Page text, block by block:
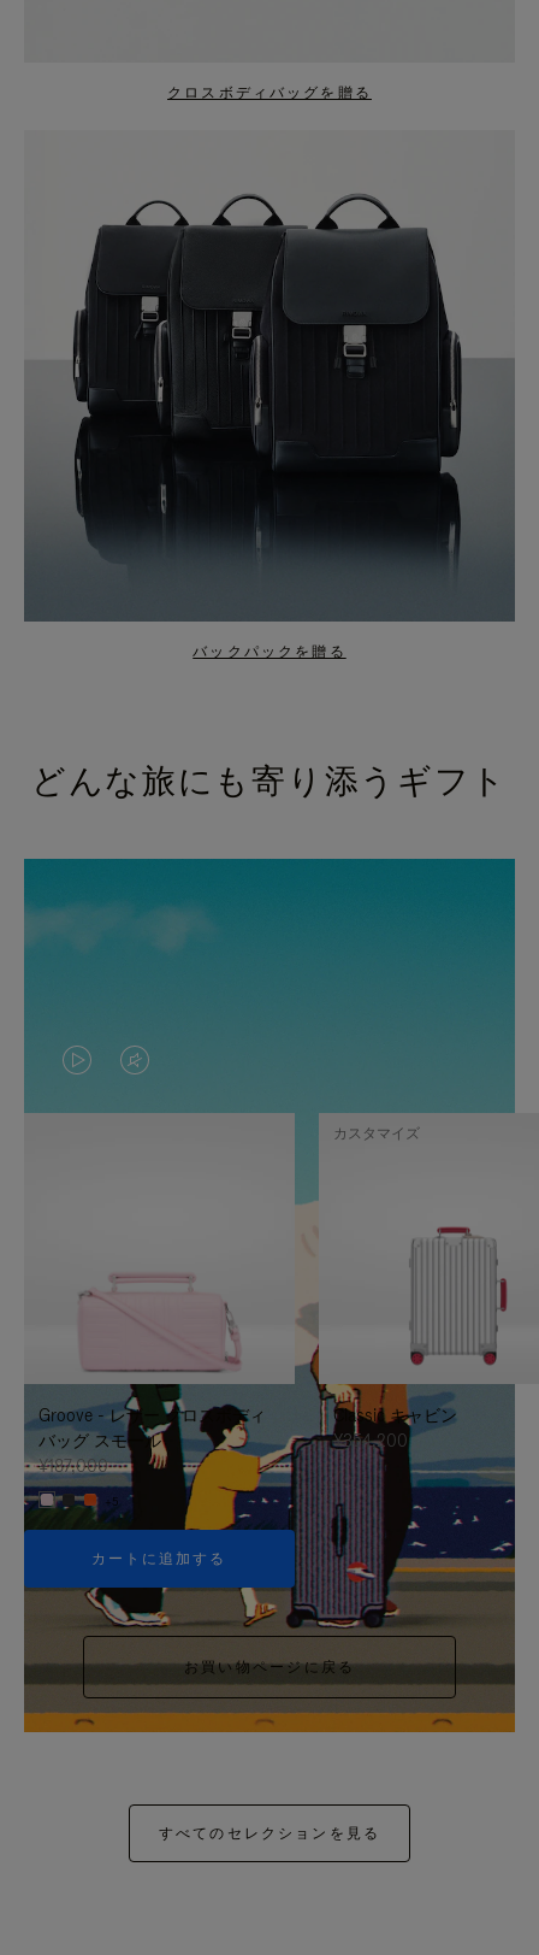
クロスボディバッグを贈る
バックパックを贈る
どんな旅にも寄り添うギフト
VIDEO
IS
TO
IT
VIDEO
IS
UNMUTE
IT
Groove - レザー クロスボディ
バッグ スモール
¥187,000
+5
カートに追加する
Classic キャビン
¥354,200
カスタマイズ
お買い物ページに戻る
すべてのセレクションを見る